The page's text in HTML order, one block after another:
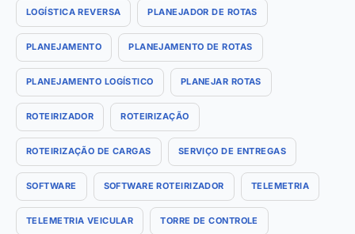
LOGÍSTICA REVERSA PLANEJADOR DE ROTAS
PLANEJAMENTO PLANEJAMENTO DE ROTAS
PLANEJAMENTO LOGÍSTICO PLANEJAR ROTAS
ROTEIRIZADOR ROTEIRIZAÇÃO
ROTEIRIZAÇÃO DE CARGAS SERVIÇO DE ENTREGAS
SOFTWARE SOFTWARE ROTEIRIZADOR TELEMETRIA
TELEMETRIA VEICULAR TORRE DE CONTROLE